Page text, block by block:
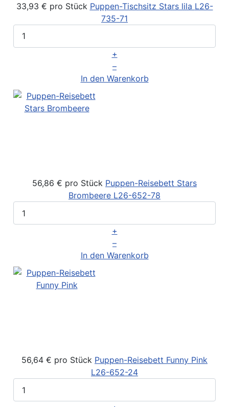
33,93 € pro Stück Puppen-Tischsitz Stars lila L26-
735-71
+
–
In den Warenkorb
56,86 € pro Stück Puppen-Reisebett Stars
Brombeere L26-652-78
+
–
In den Warenkorb
56,64 € pro Stück Puppen-Reisebett Funny Pink
L26-652-24